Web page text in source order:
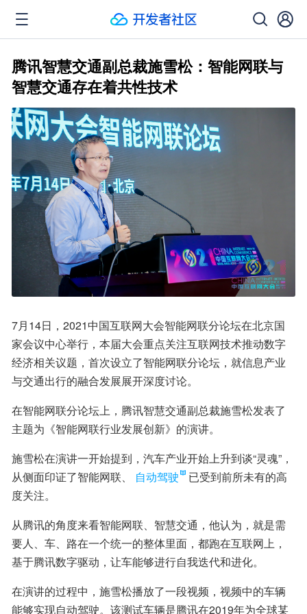
腾讯智慧交通副总裁施雪松：智能网联与
智慧交通存在着共性技术
7月14日，2021中国互联网大会智能网联分论坛在北京国
家会议中心举行，本届大会重点关注互联网技术推动数字
经济相关议题，首次设立了智能网联分论坛，就信息产业
与交通出行的融合发展展开深度讨论。
在智能网联分论坛上，腾讯智慧交通副总裁施雪松发表了
主题为《智能网联行业发展创新》的演讲。
施雪松在演讲一开始提到，汽车产业开始上升到谈“灵魂”，
从侧面印证了智能网联、
自动驾驶
已受到前所未有的高
度关注。
从腾讯的角度来看智能网联、智慧交通，他认为，就是需
要人、车、路在一个统一的整体里面，都跑在互联网上，
基于腾讯数字驱动，让车能够进行自我迭代和进化。
在演讲的过程中，施雪松播放了一段视频，视频中的车辆
能够实现自动驾驶。该测试车辆是腾讯在2019年为全球某